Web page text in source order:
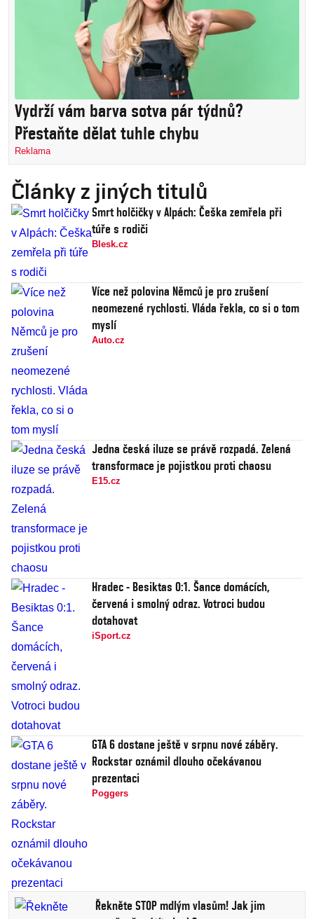
Vydrží vám barva sotva pár týdnů?
Přestaňte dělat tuhle chybu
Reklama
Články z jiných titulů
Smrt holčičky v Alpách: Češka zemřela při
túře s rodiči
Blesk.cz
Více než polovina Němců je pro zrušení
neomezené rychlosti. Vláda řekla, co si o tom
myslí
Auto.cz
Jedna česká iluze se právě rozpadá. Zelená
transformace je pojistkou proti chaosu
E15.cz
Hradec - Besiktas 0:1. Šance domácích,
červená i smolný odraz. Votroci budou
dotahovat
iSport.cz
GTA 6 dostane ještě v srpnu nové záběry.
Rockstar oznámil dlouho očekávanou
prezentaci
Poggers
Řekněte STOP mdlým vlasům! Jak jim